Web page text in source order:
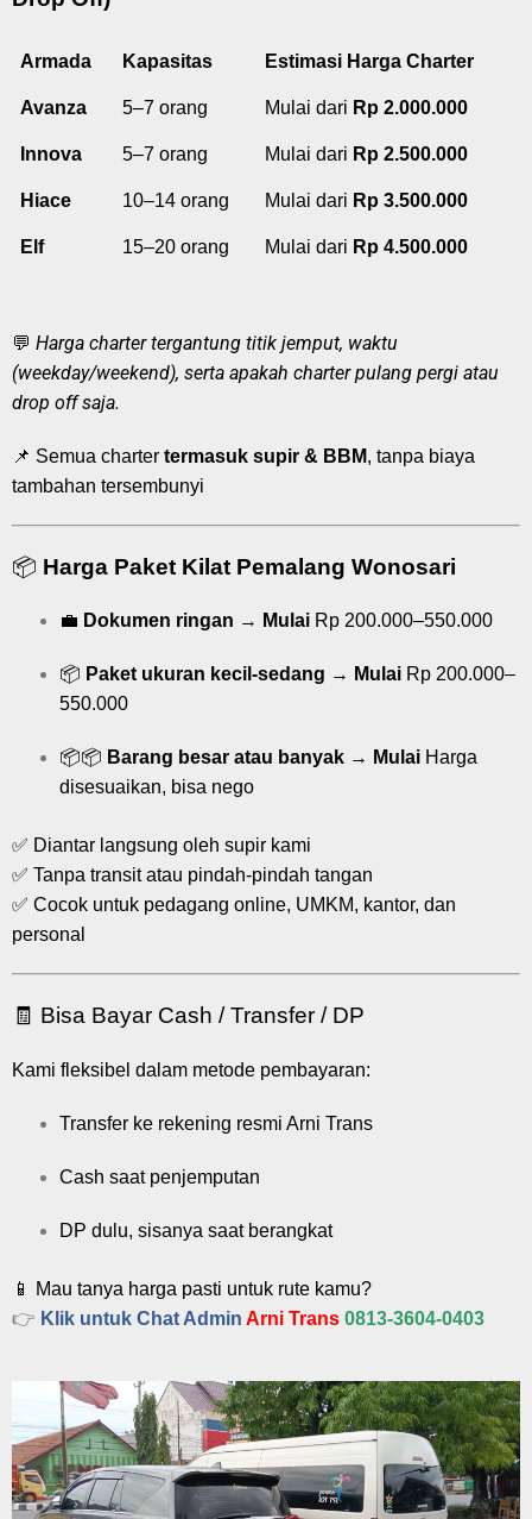
Armada Kapasitas Estimasi Harga Charter
Avanza 5–7 orang Mulai dari Rp 2.000.000
Innova 5–7 orang Mulai dari Rp 2.500.000
Hiace 10–14 orang Mulai dari Rp 3.500.000
Elf 15–20 orang Mulai dari Rp 4.500.000
💬 Harga charter tergantung titik jemput, waktu
(weekday/weekend), serta apakah charter pulang pergi atau
drop off saja.
📌 Semua charter termasuk supir & BBM, tanpa biaya
tambahan tersembunyi
📦 Harga Paket Kilat Pemalang Wonosari
💼 Dokumen ringan → Mulai Rp 200.000–550.000
📦 Paket ukuran kecil-sedang → Mulai Rp 200.000–
550.000
📦📦 Barang besar atau banyak → Mulai Harga
disesuaikan, bisa nego
✅ Diantar langsung oleh supir kami
✅ Tanpa transit atau pindah-pindah tangan
✅ Cocok untuk pedagang online, UMKM, kantor, dan
personal
🧾 Bisa Bayar Cash / Transfer / DP
Kami fleksibel dalam metode pembayaran:
Transfer ke rekening resmi Arni Trans
Cash saat penjemputan
DP dulu, sisanya saat berangkat
📱 Mau tanya harga pasti untuk rute kamu?
👉 Klik untuk Chat Admin Arni Trans 0813-3604-0403